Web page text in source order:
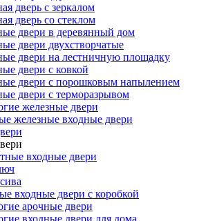
дверь с зеркалом
дверь со стеклом
двери в деревянный дом
двери двухстворчатые
двери на лестничную площадку
двери с ковкой
двери с порошковым напылением
двери с терморазрывом
железные двери
железные входные двери
входные двери
входные двери с коробкой
арочные двери